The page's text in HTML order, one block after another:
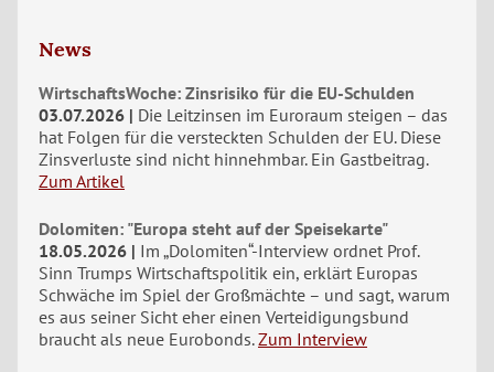
News
WirtschaftsWoche: Zinsrisiko für die EU-Schulden
03.07.2026
Die Leitzinsen im Euroraum steigen – das
hat Folgen für die versteckten Schulden der EU. Diese
Zinsverluste sind nicht hinnehmbar. Ein Gastbeitrag.
Zum Artikel
Dolomiten: "Europa steht auf der Speisekarte"
18.05.2026
Im „Dolomiten“-Interview ordnet Prof.
Sinn Trumps Wirtschaftspolitik ein, erklärt Europas
Schwäche im Spiel der Großmächte – und sagt, warum
es aus seiner Sicht eher einen Verteidigungsbund
braucht als neue Eurobonds. Zum Interview